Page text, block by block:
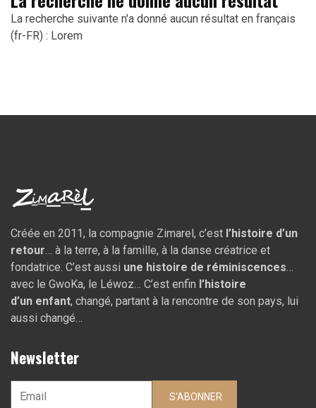
La recherche suivante n'a donné aucun résultat en français
(fr-FR) : Lorem
Créée en 2011, la compagnie Zimarel, c’est l’histoire d’un
retour… à la terre, à la famille, à la danse créatrice et
fondatrice. C’est aussi une histoire de réminiscences…
avec le GwoKa, le Léwoz… C’est enfin l’histoire
d’un enfant, changé, partant à la rencontre de son pays, lui
aussi changé…
Newsletter
S'ABONNER